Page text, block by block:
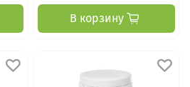
В корзину